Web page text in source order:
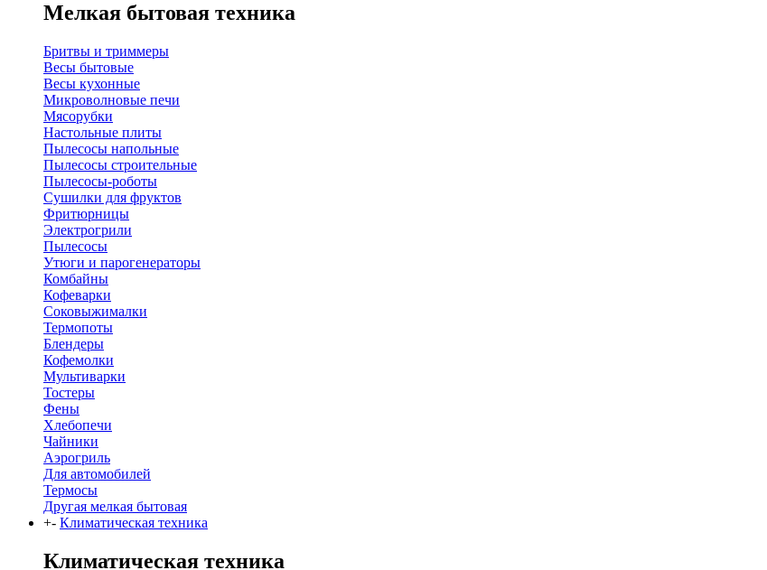
Мелкая бытовая техника
Бритвы и триммеры
Весы бытовые
Весы кухонные
Микроволновые печи
Мясорубки
Настольные плиты
Пылесосы напольные
Пылесосы строительные
Пылесосы-роботы
Сушилки для фруктов
Фритюрницы
Электрогрили
Пылесосы
Утюги и парогенераторы
Комбайны
Кофеварки
Соковыжималки
Термопоты
Блендеры
Кофемолки
Мультиварки
Тостеры
Фены
Хлебопечи
Чайники
Аэрогриль
Для автомобилей
Термосы
Другая мелкая бытовая
+- Климатическая техника
Климатическая техника